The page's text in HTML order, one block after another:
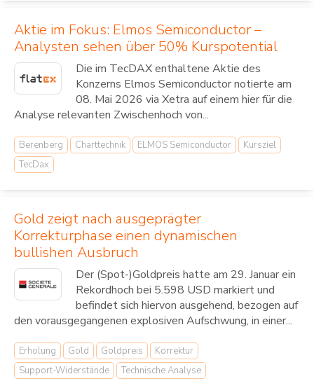
Aktie im Fokus: Elmos Semiconductor –
Analysten sehen über 50% Kurspotential
Die im TecDAX enthaltene Aktie des
Konzerns Elmos Semiconductor notierte am
08. Mai 2026 via Xetra auf einem hier für die
Analyse relevanten Zwischenhoch von...
Berenberg Charttechnik ELMOS Semiconductor
Kursziel
TecDax
Gold zeigt nach ausgeprägter
Korrekturphase einen dynamischen
bullishen Ausbruch
Der (Spot-)Goldpreis hatte am 29. Januar ein
Rekordhoch bei 5.598 USD markiert und
befindet sich hiervon ausgehend, bezogen auf
den vorausgegangenen explosiven Aufschwung, in einer...
Erholung Gold Goldpreis
Korrektur
Support-Widerstände
Technische Analyse